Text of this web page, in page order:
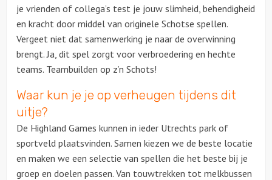
je vrienden of collega’s test je jouw slimheid, behendigheid
en kracht door middel van originele Schotse spellen.
Vergeet niet dat samenwerking je naar de overwinning
brengt. Ja, dit spel zorgt voor verbroedering en hechte
teams. Teambuilden op z’n Schots!
Waar kun je je op verheugen tijdens dit
uitje?
De Highland Games kunnen in ieder Utrechts park of
sportveld plaatsvinden. Samen kiezen we de beste locatie
en maken we een selectie van spellen die het beste bij je
groep en doelen passen. Van touwtrekken tot melkbussen